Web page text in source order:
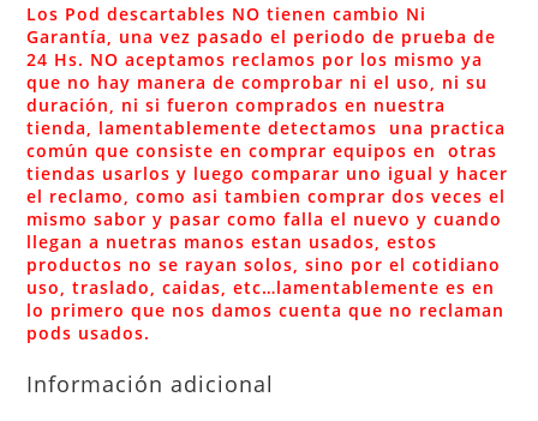
Los Pod descartables NO tienen cambio Ni
Garantía, una vez pasado el periodo de prueba de
24 Hs. NO aceptamos reclamos por los mismo ya
que no hay manera de comprobar ni el uso, ni su
duración, ni si fueron comprados en nuestra
tienda, lamentablemente detectamos una practica
común que consiste en comprar equipos en otras
tiendas usarlos y luego comparar uno igual y hacer
el reclamo, como asi tambien comprar dos veces el
mismo sabor y pasar como falla el nuevo y cuando
llegan a nuetras manos estan usados, estos
productos no se rayan solos, sino por el cotidiano
uso, traslado, caidas, etc…lamentablemente es en
lo primero que nos damos cuenta que no reclaman
pods usados.
Información adicional